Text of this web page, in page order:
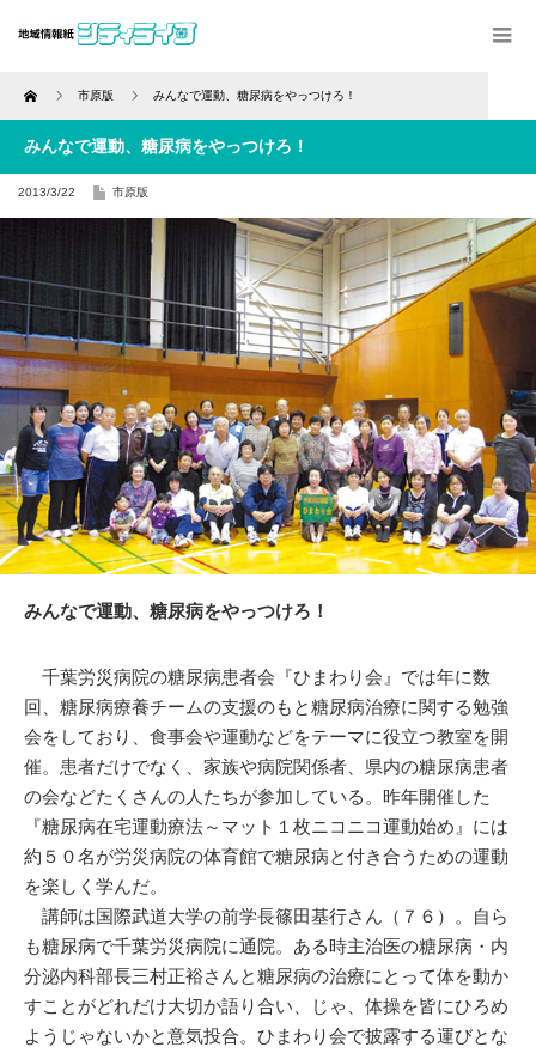
Home 市原版 みんなで運動、糖尿病をやっつけろ！
みんなで運動、糖尿病をやっつけろ！
2013/3/22 市原版
みんなで運動、糖尿病をやっつけろ！
千葉労災病院の糖尿病患者会『ひまわり会』では年に数
回、糖尿病療養チームの支援のもと糖尿病治療に関する勉強
会をしており、食事会や運動などをテーマに役立つ教室を開
催。患者だけでなく、家族や病院関係者、県内の糖尿病患者
の会などたくさんの人たちが参加している。昨年開催した
『糖尿病在宅運動療法～マット１枚ニコニコ運動始め』には
約５０名が労災病院の体育館で糖尿病と付き合うための運動
を楽しく学んだ。
講師は国際武道大学の前学長篠田基行さん（７６）。自ら
も糖尿病で千葉労災病院に通院。ある時主治医の糖尿病・内
分泌内科部長三村正裕さんと糖尿病の治療にとって体を動か
すことがどれだけ大切か語り合い、じゃ、体操を皆にひろめ
ようじゃないかと意気投合。ひまわり会で披露する運びとな